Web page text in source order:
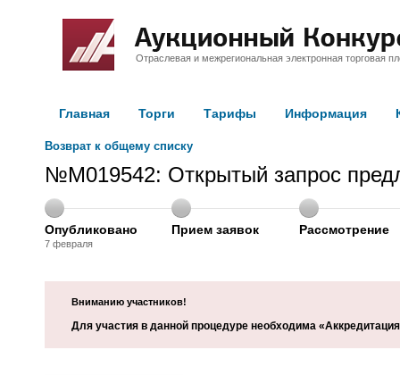
Отраслевая и межрегиональная электронная торговая
Главная Торги Тарифы Информация
Возврат к общему списку
№M019542: Открытый запрос
Опубликовано
7 февраля
Прием заявок Рассмотрение
Вниманию участников!
Для участия в данной процедуре необходима